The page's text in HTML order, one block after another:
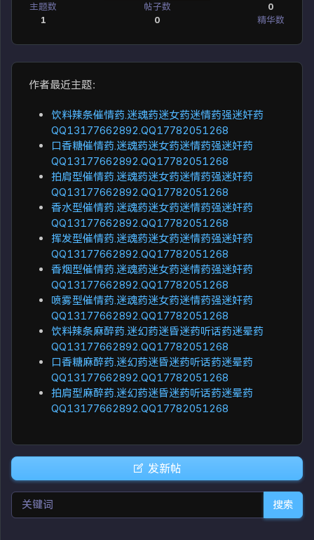
主题数
1
帖子数
0
0
精华数
作者最近主题：
饮料辣条催情药.迷魂药迷女药迷情药强迷奸药
QQ13177662892.QQ17782051268
口香糖催情药.迷魂药迷女药迷情药强迷奸药
QQ13177662892.QQ17782051268
拍肩型催情药.迷魂药迷女药迷情药强迷奸药
QQ13177662892.QQ17782051268
香水型催情药.迷魂药迷女药迷情药强迷奸药
QQ13177662892.QQ17782051268
挥发型催情药.迷魂药迷女药迷情药强迷奸药
QQ13177662892.QQ17782051268
香烟型催情药.迷魂药迷女药迷情药强迷奸药
QQ13177662892.QQ17782051268
喷雾型催情药.迷魂药迷女药迷情药强迷奸药
QQ13177662892.QQ17782051268
饮料辣条麻醉药.迷幻药迷昏迷药听话药迷晕药
QQ13177662892.QQ17782051268
口香糖麻醉药.迷幻药迷昏迷药听话药迷晕药
QQ13177662892.QQ17782051268
拍肩型麻醉药.迷幻药迷昏迷药听话药迷晕药
QQ13177662892.QQ17782051268
发新帖
搜索